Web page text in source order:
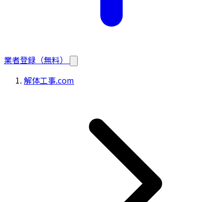
業者登録（無料）
解体工事.com